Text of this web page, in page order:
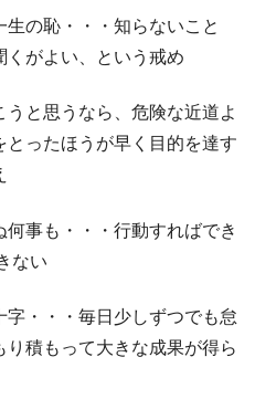
生の恥・・・知らないこと
くがよい、という戒め
うと思うなら、危険な近道よ
とったほうが早く目的を達す
何事も・・・行動すればでき
ない
字・・・毎日少しずつでも怠
積もって大きな成果が得ら